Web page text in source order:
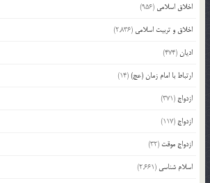
اخلاق اسلامی (956)
اخلاق و تربیت اسلامی (2,836)
ادیان(474)
ارتباط با امام زمان (عج)(14)
ازدواج (371)
ازدواج (117)
ازدواج موقت (32)
اسلام شناسی (2,661)